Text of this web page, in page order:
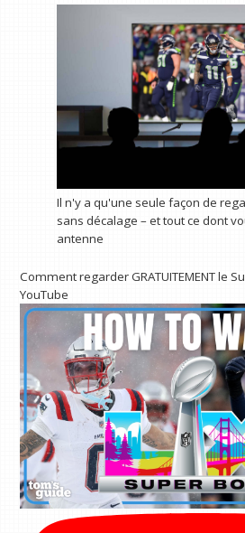
Il n'y a qu'une seule façon de
sans décalage – et tout ce dont
antenne
Comment regarder GRATUITEMENT le
YouTube